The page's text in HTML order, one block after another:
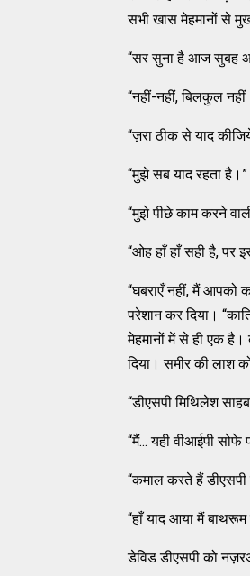
सभी खास मेहमानों से
“सर सुना है आज सुबह
“नहीं-नहीं, बिलकुल
“ज़रा ठीक से याद
“मुझे सब याद रहता है।”
“मुझे पीछे काम करने
“ओह हाँ हाँ सही है, पर
“घबराएँ नहीं, मैं आपको
परेशान कर दिया।
मेहमानों में से ही एक
दिया। समीर की लाश
“डीएसपी मिथिलेश
“मैं... यही वीआईपी सोफे
“कमाल करते हैं
“हाँ याद आया मैं
डेविड डीएसपी को